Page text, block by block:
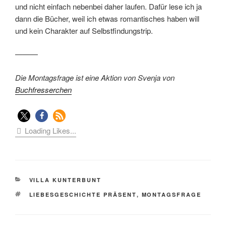
und nicht einfach nebenbei daher laufen. Dafür lese ich ja
dann die Bücher, weil ich etwas romantisches haben will
und kein Charakter auf Selbstfindungstrip.
———
Die Montagsfrage ist eine Aktion von Svenja von
Buchfresserchen
Loading Likes...
KATEGORIEN
VILLA KUNTERBUNT
SCHLAGWÖRTER
LIEBESGESCHICHTE PRÄSENT, MONTAGSFRAGE